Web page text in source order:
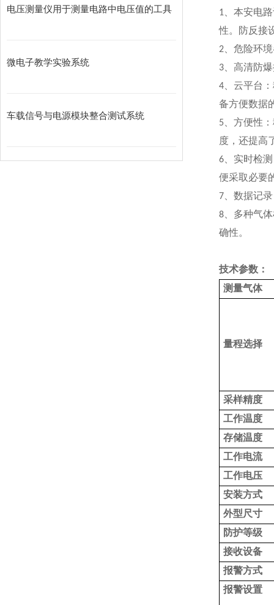
电压测量仪用于测量电路中电压值的工具
微电子教学实验系统
车载信号与电源模块整合测试系统
1、本安电
性。防反接
2、危险环
3、高清防
4、云平台
备方便数据
5、方便性
度，还提高
6、实时检
便采取必要
7、数据记
8、多种气
确性。
技术参数：
测量气体
量程选择
采样精度
工作温度
存储温度
工作电流
工作电压
安装方式
外型尺寸
防护等级
接收设备
报警方式
报警设置